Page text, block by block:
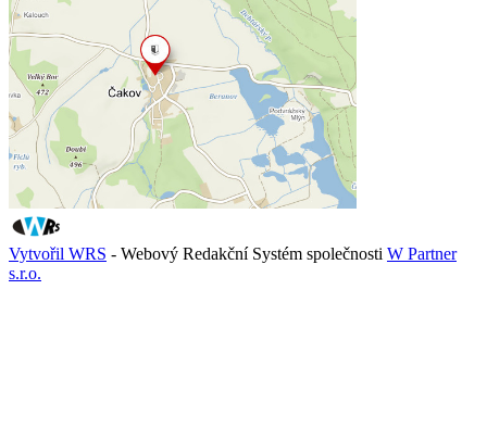
Vytvořil WRS - Webový Redakční Systém společnosti W Partner
s.r.o.